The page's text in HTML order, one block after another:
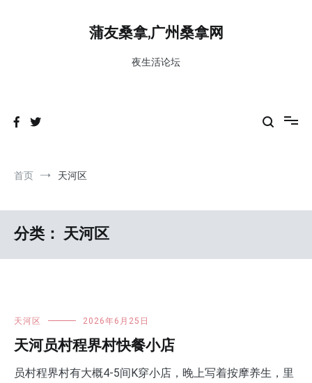
蒲友桑拿,广州桑拿网
夜生活论坛
首页 天河区
分类： 天河区
天河区 2026年6月25日
天河员村程界村快餐小店
员村程界村有大概4-5间K穿小店，晚上写着按摩养生，里